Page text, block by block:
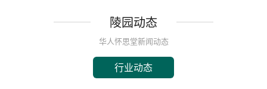
陵园动态
华人怀思堂新闻动态
行业动态